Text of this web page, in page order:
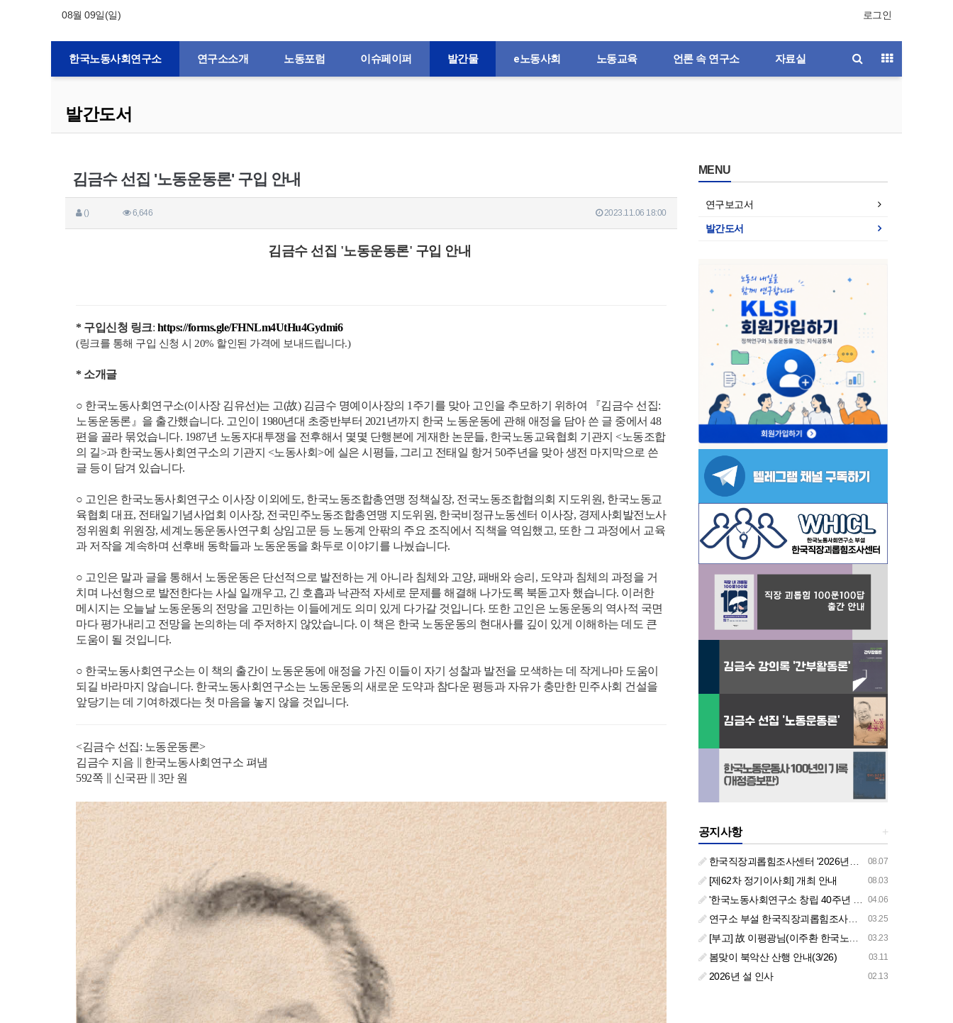
08월 09일(일) 로그인
한국노동사회연구소 연구소소개 노동포럼 이슈페이퍼 발간물 e노동사회 노동교육 언론 속 연구소 자료실
발간도서
김금수 선집 '노동운동론' 구입 안내
() 6,646 2023.11.06 18:00
김금수 선집 '노동운동론' 구입 안내
* 구입신청 링크: https://forms.gle/FHNLm4UtHu4Gydmi6
(링크를 통해 구입 신청 시 20% 할인된 가격에 보내드립니다.)
* 소개글
○ 한국노동사회연구소(이사장 김유선)는 고(故) 김금수 명예이사장의 1주기를 맞아 고인을 추모하기 위하여 『김금수 선집:
노동운동론』을 출간했습니다. 고인이 1980년대 초중반부터 2021년까지 한국 노동운동에 관해 애정을 담아 쓴 글 중에서 48
편을 골라 묶었습니다. 1987년 노동자대투쟁을 전후해서 몇몇 단행본에 게재한 논문들, 한국노동교육협회 기관지 <노동조합
의 길>과 한국노동사회연구소의 기관지 <노동사회>에 실은 시평들, 그리고 전태일 항거 50주년을 맞아 생전 마지막으로 쓴
글 등이 담겨 있습니다.
○ 고인은 한국노동사회연구소 이사장 이외에도, 한국노동조합총연맹 정책실장, 전국노동조합협의회 지도위원, 한국노동교
육협회 대표, 전태일기념사업회 이사장, 전국민주노동조합총연맹 지도위원, 한국비정규노동센터 이사장, 경제사회발전노사
정위원회 위원장, 세계노동운동사연구회 상임고문 등 노동계 안팎의 주요 조직에서 직책을 역임했고, 또한 그 과정에서 교육
과 저작을 계속하며 선후배 동학들과 노동운동을 화두로 이야기를 나눴습니다.
○ 고인은 말과 글을 통해서 노동운동은 단선적으로 발전하는 게 아니라 침체와 고양, 패배와 승리, 도약과 침체의 과정을 거
치며 나선형으로 발전한다는 사실 일깨우고, 긴 호흡과 낙관적 자세로 문제를 해결해 나가도록 북돋고자 했습니다. 이러한
메시지는 오늘날 노동운동의 전망을 고민하는 이들에게도 의미 있게 다가갈 것입니다. 또한 고인은 노동운동의 역사적 국면
마다 평가내리고 전망을 논의하는 데 주저하지 않았습니다. 이 책은 한국 노동운동의 현대사를 깊이 있게 이해하는 데도 큰
도움이 될 것입니다.
○ 한국노동사회연구소는 이 책의 출간이 노동운동에 애정을 가진 이들이 자기 성찰과 발전을 모색하는 데 작게나마 도움이
되길 바라마지 않습니다. 한국노동사회연구소는 노동운동의 새로운 도약과 참다운 평등과 자유가 충만한 민주사회 건설을
앞당기는 데 기여하겠다는 첫 마음을 놓지 않을 것입니다.
<김금수 선집: 노동운동론>
김금수 지음 ∥ 한국노동사회연구소 펴냄
592쪽 ∥ 신국판 ∥ 3만 원
MENU
연구보고서
발간도서
+
공지사항
08.07
한국직장괴롭힘조사센터 '2026년도 하반기 주요 사업 안내' (교육/컨설팅)
08.03
[제62차 정기이사회] 개최 안내
04.06
'한국노동사회연구소 창립 40주년 기념 행사 안내'
03.25
연구소 부설 한국직장괴롭힘조사센터 '2026년도 주요 사업 안내' (교육/컨설팅)
03.23
[부고] 故 이평광님(이주환 한국노동사회연구소 부소장 부친상)
03.11
봄맞이 북악산 산행 안내(3/26)
02.13
2026년 설 인사